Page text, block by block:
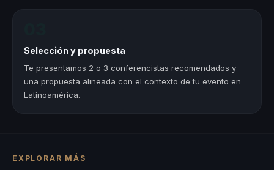
Selección y propuesta
Te presentamos 2 o 3 conferencistas recomendados y
una propuesta alineada con el contexto de tu evento en
Latinoamérica.
EXPLORAR MÁS